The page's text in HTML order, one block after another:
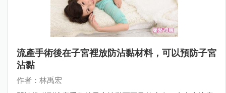
流產手術後在子宮裡放防沾黏材料，可以預防子宮
沾黏
作者：林禹宏